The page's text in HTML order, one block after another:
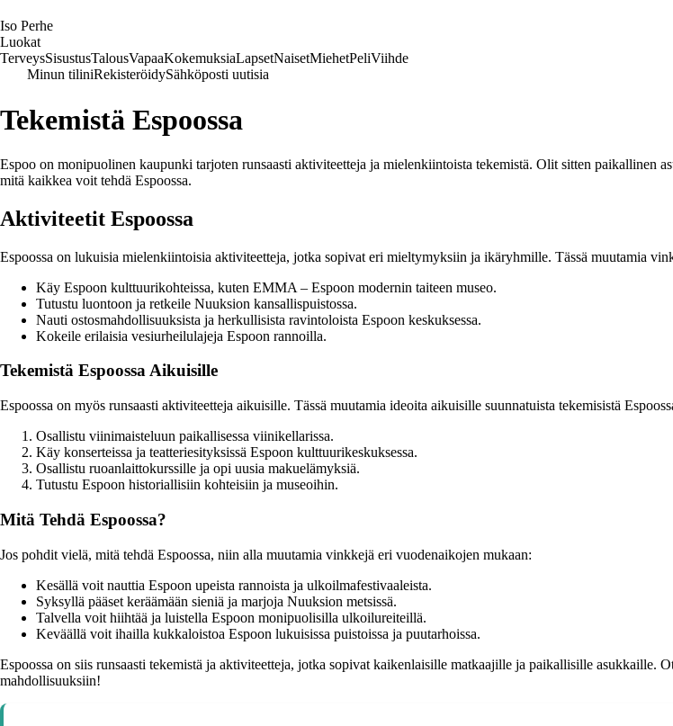
Iso Perhe
Luokat
TerveysSisustusTalousVapaaKokemuksiaLapsetNaisetMiehetPeliViihde
Minun tiliniRekisteröidySähköposti uutisia
Tekemistä Espoossa
Espoo on monipuolinen kaupunki tarjoten runsaasti aktiviteetteja ja mielenkiintoista tekemistä. Olit sitten paikallinen
mitä kaikkea voit tehdä Espoossa.
Aktiviteetit Espoossa
Espoossa on lukuisia mielenkiintoisia aktiviteetteja, jotka sopivat eri mieltymyksiin ja ikäryhmille. Tässä muutamia
Käy Espoon kulttuurikohteissa, kuten EMMA – Espoon modernin taiteen museo.
Tutustu luontoon ja retkeile Nuuksion kansallispuistossa.
Nauti ostosmahdollisuuksista ja herkullisista ravintoloista Espoon keskuksessa.
Kokeile erilaisia vesiurheilulajeja Espoon rannoilla.
Tekemistä Espoossa Aikuisille
Espoossa on myös runsaasti aktiviteetteja aikuisille. Tässä muutamia ideoita aikuisille suunnatuista tekemisistä
Osallistu viinimaisteluun paikallisessa viinikellarissa.
Käy konserteissa ja teatteriesityksissä Espoon kulttuurikeskuksessa.
Osallistu ruoanlaittokurssille ja opi uusia makuelämyksiä.
Tutustu Espoon historiallisiin kohteisiin ja museoihin.
Mitä Tehdä Espoossa?
Jos pohdit vielä, mitä tehdä Espoossa, niin alla muutamia vinkkejä eri vuodenaikojen mukaan:
Kesällä voit nauttia Espoon upeista rannoista ja ulkoilmafestivaaleista.
Syksyllä pääset keräämään sieniä ja marjoja Nuuksion metsissä.
Talvella voit hiihtää ja luistella Espoon monipuolisilla ulkoilureiteillä.
Keväällä voit ihailla kukkaloistoa Espoon lukuisissa puistoissa ja puutarhoissa.
Espoossa on siis runsaasti tekemistä ja aktiviteetteja, jotka sopivat kaikenlaisille matkaajille ja paikallisille
mahdollisuuksiin!